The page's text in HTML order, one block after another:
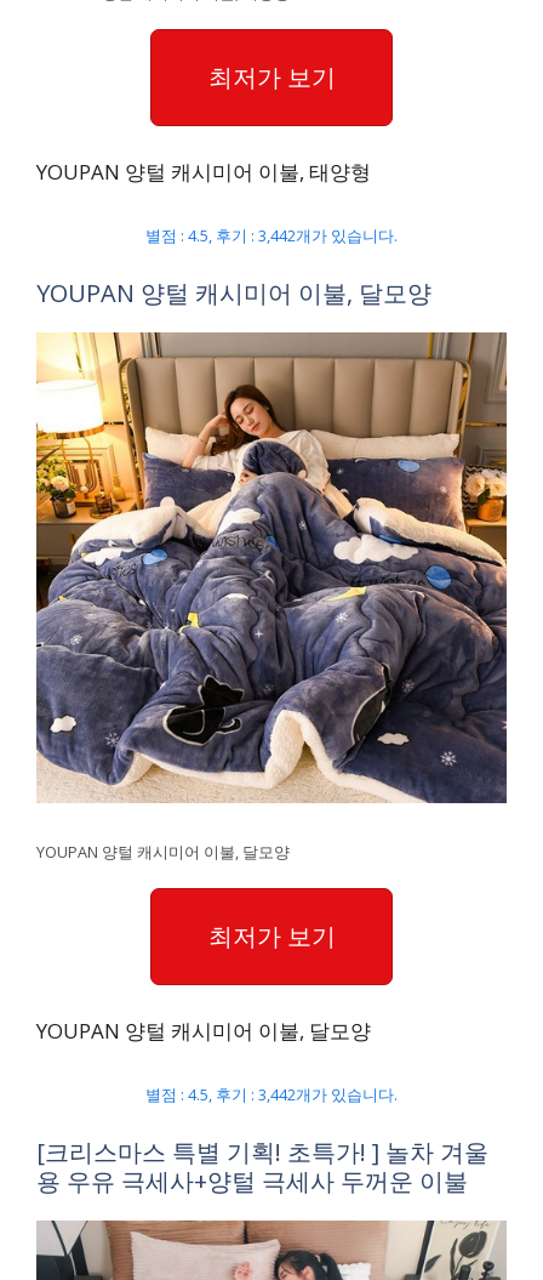
최저가 보기
YOUPAN 양털 캐시미어 이불, 태양형
별점 : 4.5, 후기 : 3,442개가 있습니다.
YOUPAN 양털 캐시미어 이불, 달모양
YOUPAN 양털 캐시미어 이불, 달모양
최저가 보기
YOUPAN 양털 캐시미어 이불, 달모양
별점 : 4.5, 후기 : 3,442개가 있습니다.
[크리스마스 특별 기획! 초특가! ] 놀차 겨울
용 우유 극세사+양털 극세사 두꺼운 이불